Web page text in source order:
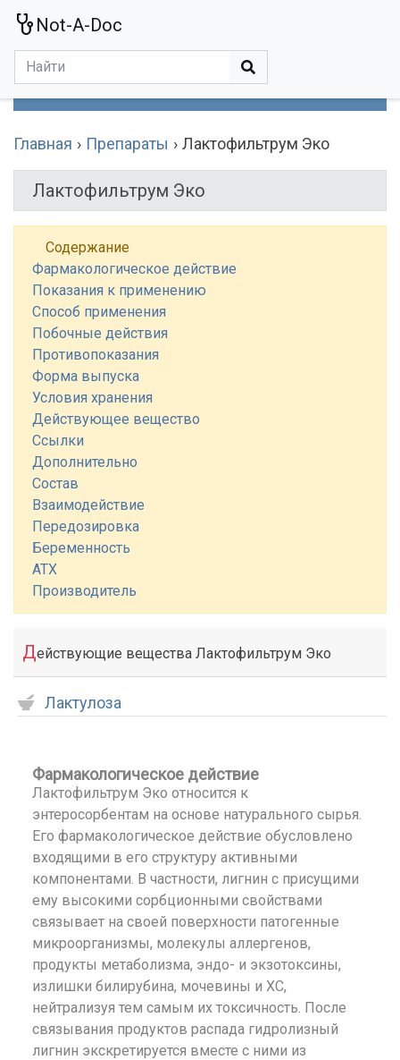
Not-A-Doc
Главная Препараты Лактофильтрум Эко
Лактофильтрум Эко
Содержание
Фармакологическое действие
Показания к применению
Способ применения
Побочные действия
Противопоказания
Форма выпуска
Условия хранения
Действующее вещество
Ссылки
Дополнительно
Состав
Взаимодействие
Передозировка
Беременность
АТХ
Производитель
Действующие вещества Лактофильтрум Эко
Лактулоза
Фармакологическое действие
Лактофильтрум Эко относится к
энтеросорбентам на основе натурального сырья.
Его фармакологическое действие обусловлено
входящими в его структуру активными
компонентами. В частности, лигнин с присущими
ему высокими сорбционными свойствами
связывает на своей поверхности патогенные
микроорганизмы, молекулы аллергенов,
продукты метаболизма, эндо- и экзотоксины,
излишки билирубина, мочевины и ХС,
нейтрализуя тем самым их токсичность. После
связывания продуктов распада гидролизный
лигнин экскретируется вместе с ними из